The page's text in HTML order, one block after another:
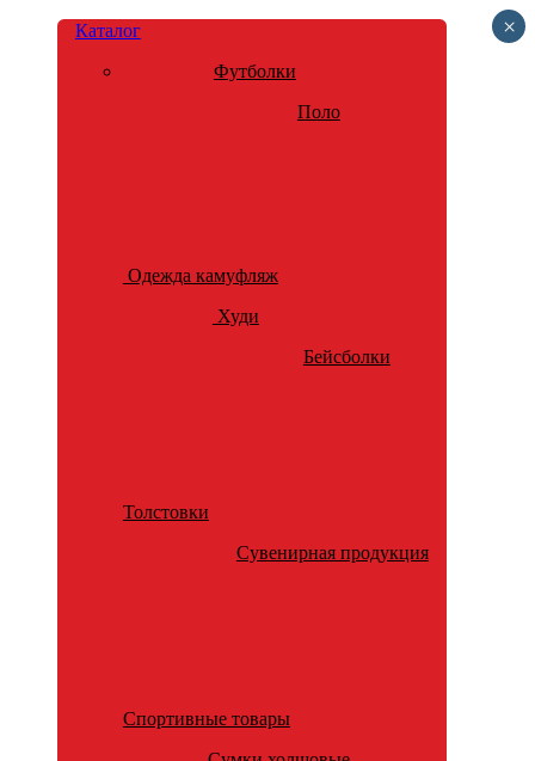
Каталог
Футболки
Поло
Одежда камуфляж
Худи
Бейсболки
Толстовки
Сувенирная продукция
Спортивные товары
×